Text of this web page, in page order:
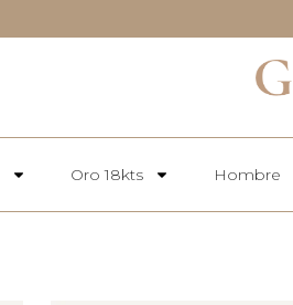
Oro 18kts Hombre